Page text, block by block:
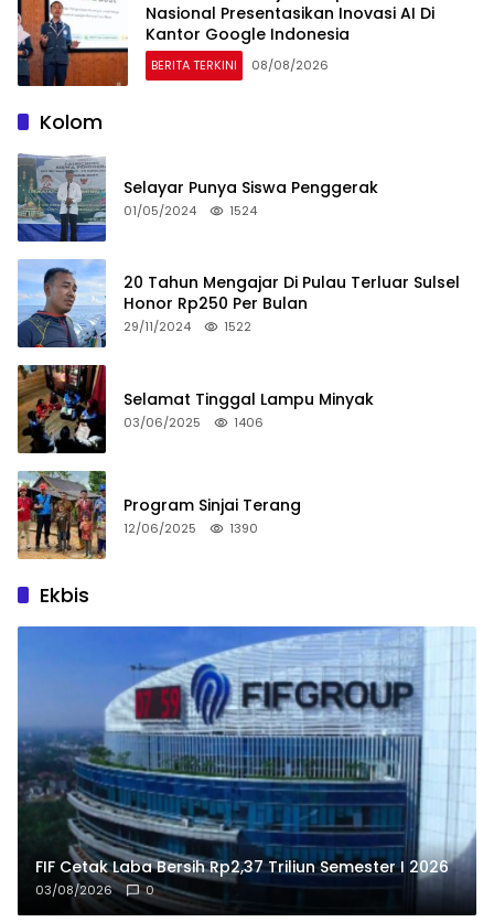
Nasional Presentasikan Inovasi AI Di
Kantor Google Indonesia
BERITA TERKINI 08/08/2026
Kolom
Selayar Punya Siswa Penggerak
01/05/2024 1524
20 Tahun Mengajar Di Pulau Terluar Sulsel
Honor Rp250 Per Bulan
29/11/2024 1522
Selamat Tinggal Lampu Minyak
03/06/2025 1406
Program Sinjai Terang
12/06/2025 1390
Ekbis
FIF Cetak Laba Bersih Rp2,37 Triliun Semester I 2026
03/08/2026 0